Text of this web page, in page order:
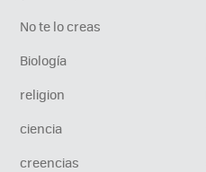
No te lo creas
Biología
religion
ciencia
creencias